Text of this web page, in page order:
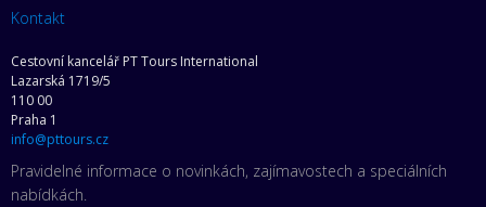
Kontakt
Cestovní kancelář PT Tours International
Lazarská 1719/5
110 00
Praha 1
info@pttours.cz
Pravidelné informace o novinkách, zajímavostech a speciálních
nabídkách.